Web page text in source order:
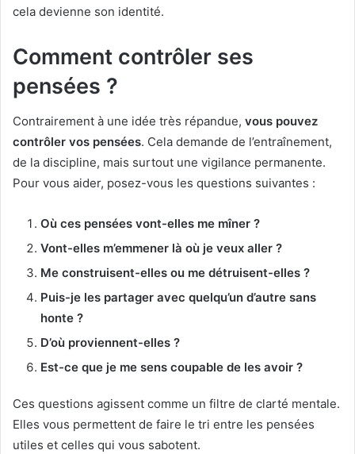
cela devienne son identité.
Comment contrôler ses
pensées ?
Contrairement à une idée très répandue, vous pouvez
contrôler vos pensées. Cela demande de l’entraînement,
de la discipline, mais surtout une vigilance permanente.
Pour vous aider, posez-vous les questions suivantes :
Où ces pensées vont-elles me mîner ?
Vont-elles m’emmener là où je veux aller ?
Me construisent-elles ou me détruisent-elles ?
Puis-je les partager avec quelqu’un d’autre sans
honte ?
D’où proviennent-elles ?
Est-ce que je me sens coupable de les avoir ?
Ces questions agissent comme un filtre de clarté mentale.
Elles vous permettent de faire le tri entre les pensées
utiles et celles qui vous sabotent.